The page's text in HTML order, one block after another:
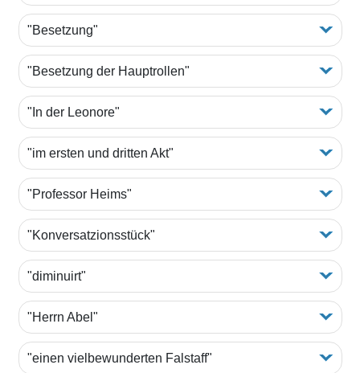
"Besetzung"
"Besetzung der Hauptrollen"
"In der Leonore"
"im ersten und dritten Akt"
"Professor Heims"
"Konversatzionsstück"
"diminuirt"
"Herrn Abel"
"einen vielbewunderten Falstaff"